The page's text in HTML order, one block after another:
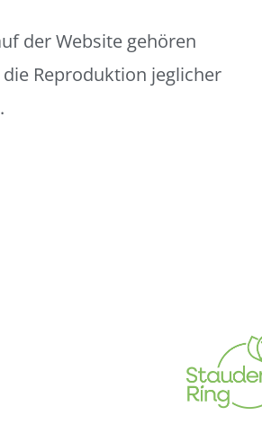
der Website gehören
Reproduktion jeglicher